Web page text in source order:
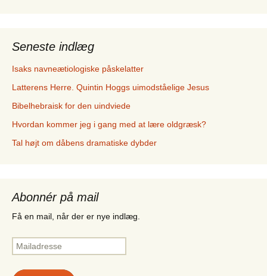
Seneste indlæg
Isaks navneætiologiske påskelatter
Latterens Herre. Quintin Hoggs uimodståelige Jesus
Bibelhebraisk for den uindviede
Hvordan kommer jeg i gang med at lære oldgræsk?
Tal højt om dåbens dramatiske dybder
Abonnér på mail
Få en mail, når der er nye indlæg.
Mailadresse